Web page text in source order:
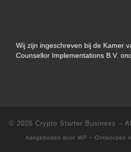
Wij zijn ingeschreven bij de Kamer
Counsellor Implementations B.V.
© 2026 Crypto Starter Business –
Aangeboden door WP – Ontworpen